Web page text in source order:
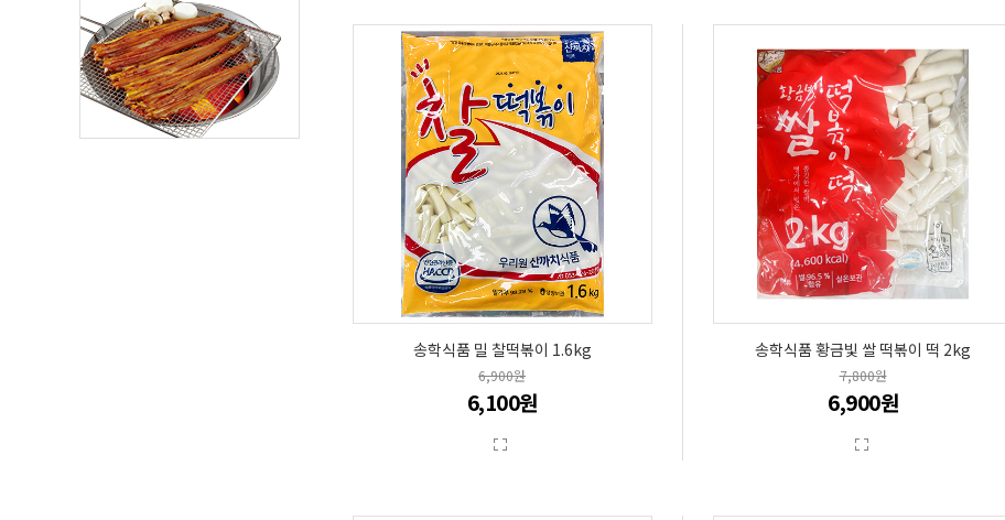
송학식품 밀 찰떡볶이 1.6kg
6,900원
6,100원
송학식품 황금빛 쌀 떡볶이 떡 2kg
7,800원
6,900원